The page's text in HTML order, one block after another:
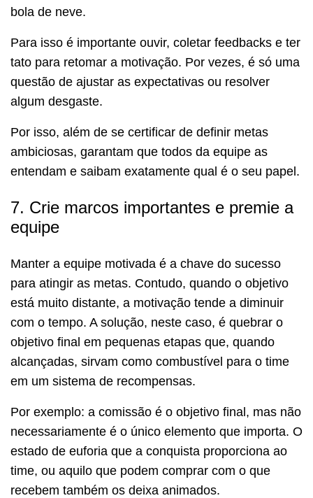
bola de neve.
Para isso é importante ouvir, coletar feedbacks e ter
tato para retomar a motivação. Por vezes, é só uma
questão de ajustar as expectativas ou resolver
algum desgaste.
Por isso, além de se certificar de definir metas
ambiciosas, garantam que todos da equipe as
entendam e saibam exatamente qual é o seu papel.
7. Crie marcos importantes e premie a
equipe
Manter a equipe motivada é a chave do sucesso
para atingir as metas. Contudo, quando o objetivo
está muito distante, a motivação tende a diminuir
com o tempo. A solução, neste caso, é quebrar o
objetivo final em pequenas etapas que, quando
alcançadas, sirvam como combustível para o time
em um sistema de recompensas.
Por exemplo: a comissão é o objetivo final, mas não
necessariamente é o único elemento que importa. O
estado de euforia que a conquista proporciona ao
time, ou aquilo que podem comprar com o que
recebem também os deixa animados.